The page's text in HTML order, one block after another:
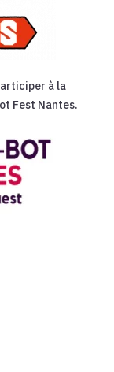
à la
Fest Nantes.